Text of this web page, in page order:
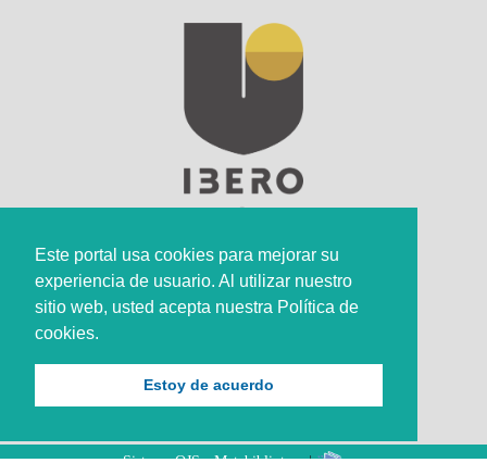
Este portal usa cookies para mejorar su
experiencia de usuario. Al utilizar nuestro
sitio web, usted acepta nuestra Política de
cookies.
Estoy de acuerdo
Sede Principal
Calle 67 #5-27; Bogotá, Colombia.
+57 (601) 742 6582 Opción 1
+57 301 307 8410